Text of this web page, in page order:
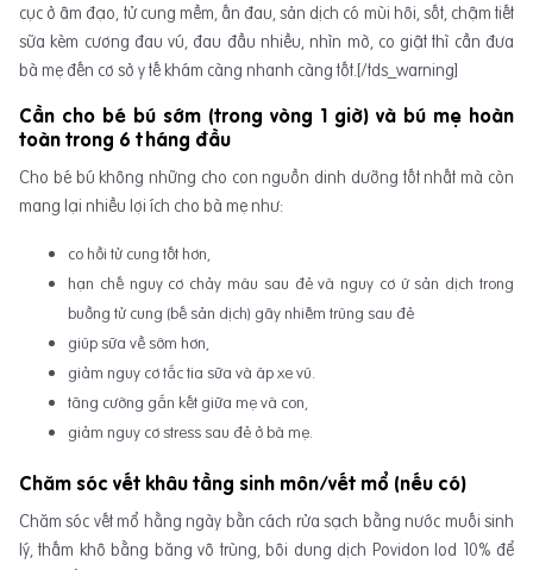
cục ở âm đạo, tử cung mềm, ấn đau, sản dịch có mùi hôi, sốt, chậm tiết
sữa kèm cương đau vú, đau đầu nhiều, nhìn mờ, co giật thì cần đưa
bà mẹ đến cơ sở y tế khám càng nhanh càng tốt.[/tds_warning]
Cần cho bé bú sớm (trong vòng 1 giờ) và bú mẹ hoàn
toàn trong 6 tháng đầu
Cho bé bú không những cho con nguồn dinh dưỡng tốt nhất mà còn
mang lại nhiều lợi ích cho bà mẹ như:
co hồi tử cung tốt hơn,
hạn chế nguy cơ chảy máu sau đẻ và nguy cơ ứ sản dịch trong
buồng tử cung (bế sản dịch) gây nhiễm trùng sau đẻ
giúp sữa về sớm hơn,
giảm nguy cơ tắc tia sữa và áp xe vú.
tăng cường gắn kết giữa mẹ và con,
giảm nguy cơ stress sau đẻ ở bà mẹ.
Chăm sóc vết khâu tầng sinh môn/vết mổ (nếu có)
Chăm sóc vết mổ hằng ngày bằn cách rửa sạch bằng nước muối sinh
lý, thấm khô bằng băng vô trùng, bôi dung dịch Povidon Iod 10% để